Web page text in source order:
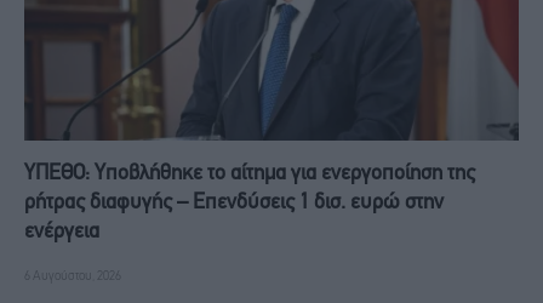
ΥΠΕΘΟ: Υποβλήθηκε το αίτημα για ενεργοποίηση της
ρήτρας διαφυγής – Επενδύσεις 1 δισ. ευρώ στην
ενέργεια
6 Αυγούστου, 2026